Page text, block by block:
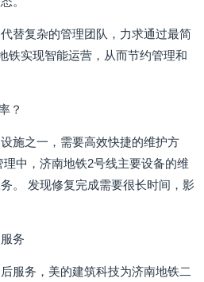
替复杂的管理团队，力求通过最简
铁实现智能运营，从而节约管理和
？
施之一，需要高效快捷的维护方
中，济南地铁2号线主要设备的维
。 发现修复完成需要很长时间，影
务
服务，美的建筑科技为济南地铁二